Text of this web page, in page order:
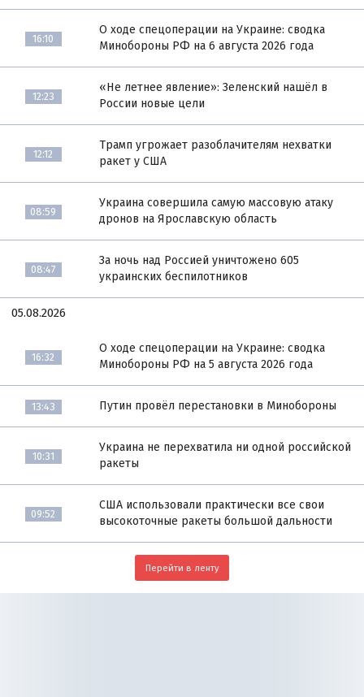
16:10
О ходе спецоперации на Украине: сводка
Минобороны РФ на 6 августа 2026 года
12:23
«Не летнее явление»: Зеленский нашёл в
России новые цели
12:12
Трамп угрожает разоблачителям нехватки
ракет у США
08:59
Украина совершила самую массовую атаку
дронов на Ярославскую область
08:47
За ночь над Россией уничтожено 605
украинских беспилотников
05.08.2026
16:32
О ходе спецоперации на Украине: сводка
Минобороны РФ на 5 августа 2026 года
13:43 Путин провёл перестановки в Минобороны
10:31
Украина не перехватила ни одной российской
ракеты
09:52
США использовали практически все свои
высокоточные ракеты большой дальности
Перейти в ленту